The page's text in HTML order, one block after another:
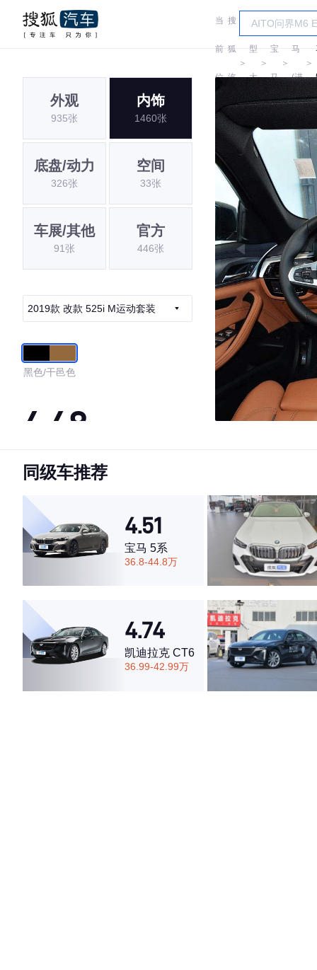
当
前
位
置:
搜
狐
汽
车
＞
车
型
大
全
＞
宝
马
＞
宝
马
(进
口)
＞
外观
935张
内饰
1460张
底盘/动力
326张
空间
33张
车展/其他
91张
官方
446张
2019款 改款 525i M运动套装
黑色/干邑色
4.48
·外观表现一般，低于77%同级车
·空间表现一般，低于80%同级车
同级车推荐
4.51
宝马 5系
36.8-44.8万
4.74
凯迪拉克 CT6
36.99-42.99万